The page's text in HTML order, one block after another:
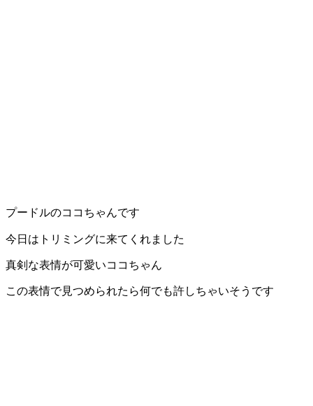
プードルのココちゃんです
今日はトリミングに来てくれました
真剣な表情が可愛いココちゃん
この表情で見つめられたら何でも許しちゃいそうです